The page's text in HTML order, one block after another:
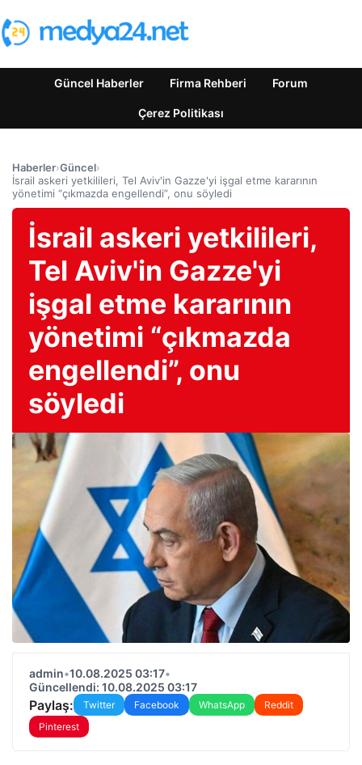
Güncel Haberler Firma Rehberi Forum
Çerez Politikası
Haberler›Güncel›
İsrail askeri yetkilileri, Tel Aviv'in Gazze'yi işgal etme kararının
yönetimi “çıkmazda engellendi”, onu söyledi
İsrail askeri yetkilileri,
Tel Aviv'in Gazze'yi
işgal etme kararının
yönetimi “çıkmazda
engellendi”, onu
söyledi
admin•10.08.2025 03:17•
Güncellendi: 10.08.2025 03:17
Paylaş: Twitter Facebook WhatsApp
Reddit
Pinterest